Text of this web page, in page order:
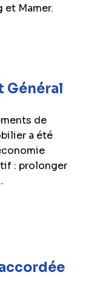
Mamer.
Général
de
a été
: prolonger